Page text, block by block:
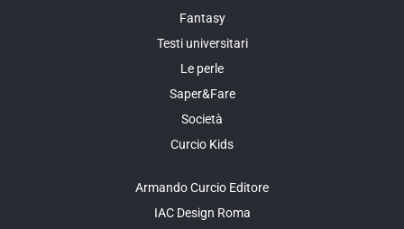
Fantasy
Testi universitari
Le perle
Saper&Fare
Società
Curcio Kids
Armando Curcio Editore
IAC Design Roma